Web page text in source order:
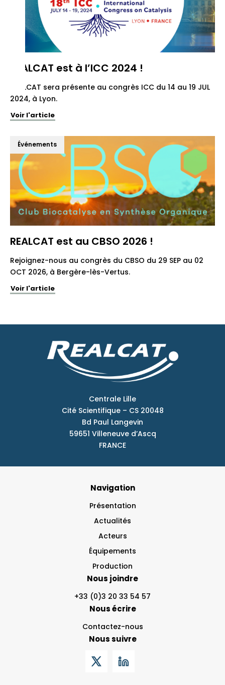
REALCAT est à l’ICC 2024 !
REALCAT sera présente au congrès ICC du 14 au 19 JUL
2024, à Lyon.
Voir l'article
Événements
REALCAT est au CBSO 2026 !
Rejoignez-nous au congrès du CBSO du 29 SEP au 02
OCT 2026, à Bergère-lès-Vertus.
Voir l'article
Centrale Lille
Cité Scientifique – CS 20048
Bd Paul Langevin
59651 Villeneuve d’Ascq
FRANCE
Navigation
Présentation
Actualités
Acteurs
Équipements
Production
Nous joindre
+33 (0)3 20 33 54 57
Nous écrire
Contactez-nous
Nous suivre